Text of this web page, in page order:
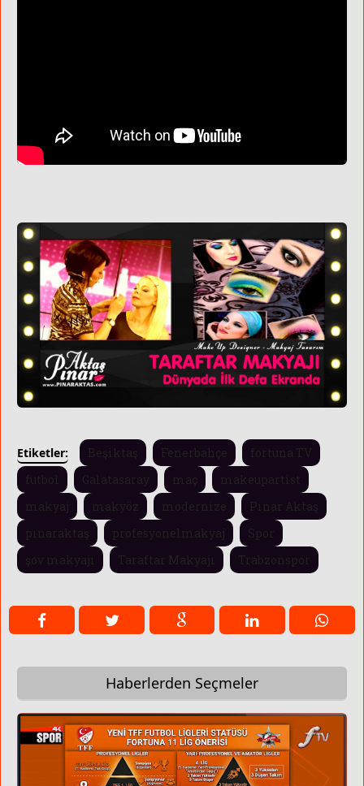
Etiketler: Beşiktaş Fenerbahçe
fortuna TV
futbol
Galatasaray maç
makeupartist
makyaj
makyöz modernize
Pınar Aktaş
pınaraktaş
profesyonelmakyaj
Spor
şov makyajı
Taraftar Makyajı Trabzonspor
Haberlerden Seçmeler